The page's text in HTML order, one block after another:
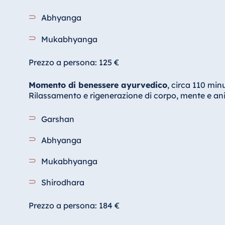
Abhyanga
Mukabhyanga
Prezzo a persona: 125 €
Momento di benessere ayurvedico, circa 110
Rilassamento e rigenerazione di corpo, mente e
Garshan
Abhyanga
Mukabhyanga
Shirodhara
Prezzo a persona: 184 €